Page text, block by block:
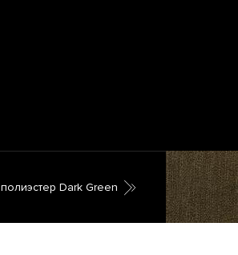
полиэстер Dark Green